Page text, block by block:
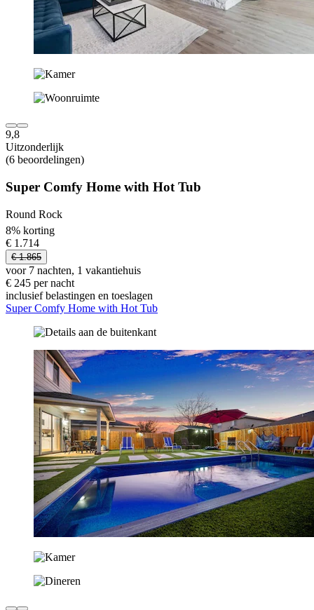
9,8
Uitzonderlijk
(6 beoordelingen)
Super Comfy Home with Hot Tub
Round Rock
8% korting
€ 1.714
€ 1.865
voor 7 nachten, 1 vakantiehuis
€ 245 per nacht
inclusief belastingen en toeslagen
Super Comfy Home with Hot Tub